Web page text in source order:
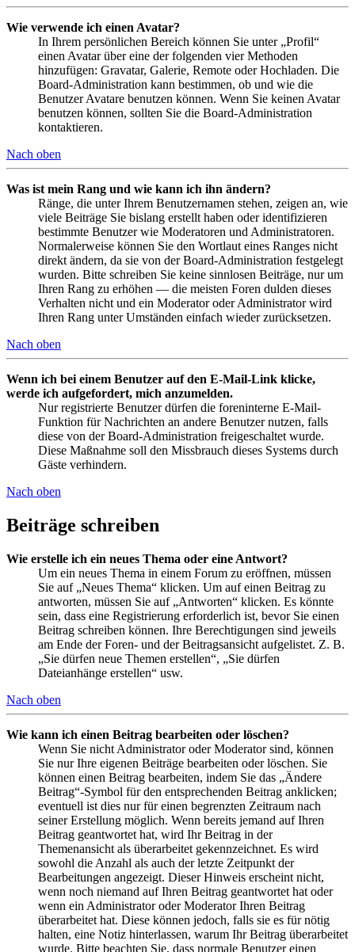
Wie verwende ich einen Avatar?
In Ihrem persönlichen Bereich können Sie unter „Profil“
einen Avatar über eine der folgenden vier Methoden
hinzufügen: Gravatar, Galerie, Remote oder Hochladen. Die
Board-Administration kann bestimmen, ob und wie die
Benutzer Avatare benutzen können. Wenn Sie keinen Avatar
benutzen können, sollten Sie die Board-Administration
kontaktieren.
Nach oben
Was ist mein Rang und wie kann ich ihn ändern?
Ränge, die unter Ihrem Benutzernamen stehen, zeigen an, wie
viele Beiträge Sie bislang erstellt haben oder identifizieren
bestimmte Benutzer wie Moderatoren und Administratoren.
Normalerweise können Sie den Wortlaut eines Ranges nicht
direkt ändern, da sie von der Board-Administration festgelegt
wurden. Bitte schreiben Sie keine sinnlosen Beiträge, nur um
Ihren Rang zu erhöhen — die meisten Foren dulden dieses
Verhalten nicht und ein Moderator oder Administrator wird
Ihren Rang unter Umständen einfach wieder zurücksetzen.
Nach oben
Wenn ich bei einem Benutzer auf den E-Mail-Link klicke,
werde ich aufgefordert, mich anzumelden.
Nur registrierte Benutzer dürfen die foreninterne E-Mail-
Funktion für Nachrichten an andere Benutzer nutzen, falls
diese von der Board-Administration freigeschaltet wurde.
Diese Maßnahme soll den Missbrauch dieses Systems durch
Gäste verhindern.
Nach oben
Beiträge schreiben
Wie erstelle ich ein neues Thema oder eine Antwort?
Um ein neues Thema in einem Forum zu eröffnen, müssen
Sie auf „Neues Thema“ klicken. Um auf einen Beitrag zu
antworten, müssen Sie auf „Antworten“ klicken. Es könnte
sein, dass eine Registrierung erforderlich ist, bevor Sie einen
Beitrag schreiben können. Ihre Berechtigungen sind jeweils
am Ende der Foren- und der Beitragsansicht aufgelistet. Z. B.
„Sie dürfen neue Themen erstellen“, „Sie dürfen
Dateianhänge erstellen“ usw.
Nach oben
Wie kann ich einen Beitrag bearbeiten oder löschen?
Wenn Sie nicht Administrator oder Moderator sind, können
Sie nur Ihre eigenen Beiträge bearbeiten oder löschen. Sie
können einen Beitrag bearbeiten, indem Sie das „Ändere
Beitrag“-Symbol für den entsprechenden Beitrag anklicken;
eventuell ist dies nur für einen begrenzten Zeitraum nach
seiner Erstellung möglich. Wenn bereits jemand auf Ihren
Beitrag geantwortet hat, wird Ihr Beitrag in der
Themenansicht als überarbeitet gekennzeichnet. Es wird
sowohl die Anzahl als auch der letzte Zeitpunkt der
Bearbeitungen angezeigt. Dieser Hinweis erscheint nicht,
wenn noch niemand auf Ihren Beitrag geantwortet hat oder
wenn ein Administrator oder Moderator Ihren Beitrag
überarbeitet hat. Diese können jedoch, falls sie es für nötig
halten, eine Notiz hinterlassen, warum Ihr Beitrag überarbeitet
wurde. Bitte beachten Sie, dass normale Benutzer einen